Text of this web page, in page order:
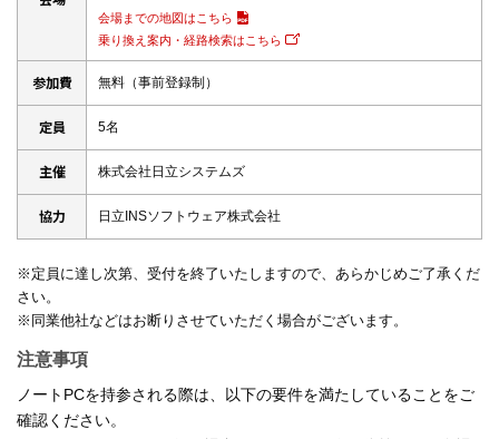
会場までの地図はこちら
乗り換え案内・経路検索はこちら
参加費 無料（事前登録制）
定員 5名
主催 株式会社日立システムズ
協力 日立INSソフトウェア株式会社
※定員に達し次第、受付を終了いたしますので、あらかじめご了承くだ
さい。
※同業他社などはお断りさせていただく場合がございます。
注意事項
ノートPCを持参される際は、以下の要件を満たしていることをご
確認ください。